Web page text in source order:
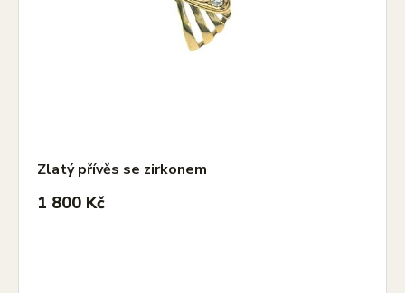
Zlatý přívěs se zirkonem
1 800 Kč